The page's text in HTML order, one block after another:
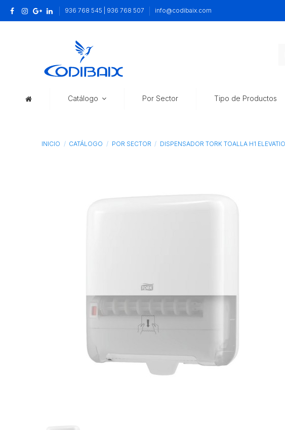
936 768 545 | 936 768 507 info@codibaix.com
Catálogo Por Sector Tipo de Productos
INICIO CATÁLOGO POR SECTOR DISPENSADOR TORK TOALLA H1